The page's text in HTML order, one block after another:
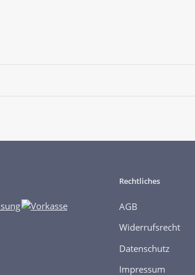
Rechtliches
AGB
Widerrufsrecht
Datenschutz
Impressum